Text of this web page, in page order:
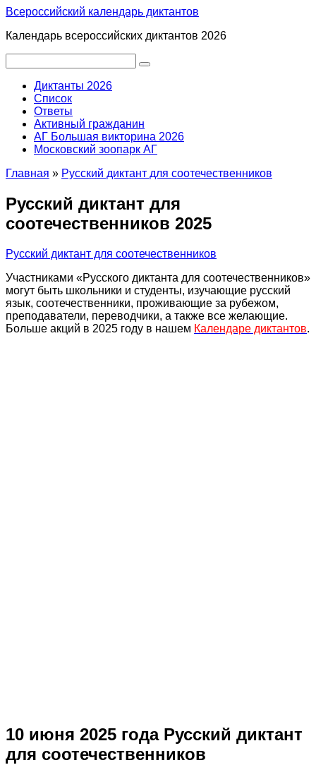
Перейти
контенту
Всероссийский календарь диктантов
Календарь всероссийских диктантов 2026
Диктанты 2026
Список
Ответы
Активный гражданин
АГ Большая викторина 2026
Московский зоопарк АГ
Главная » Русский диктант для соотечественников
Русский диктант для
соотечественников 2025
Русский диктант для соотечественников
Участниками «Русского диктанта для соотечественников»
могут быть школьники и студенты, изучающие русский
язык, соотечественники, проживающие за рубежом,
преподаватели, переводчики, а также все желающие.
Больше акций в 2025 году в нашем Календаре диктантов.
10 июня 2025 года Русский диктант
для соотечественников